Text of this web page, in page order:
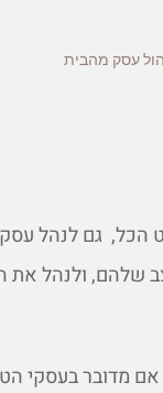
עסק מהבית
גם לנהל עסק
שלהם, ולנהל
אם מדובר בעסקי